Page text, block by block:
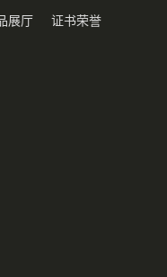
展厅 证书荣誉